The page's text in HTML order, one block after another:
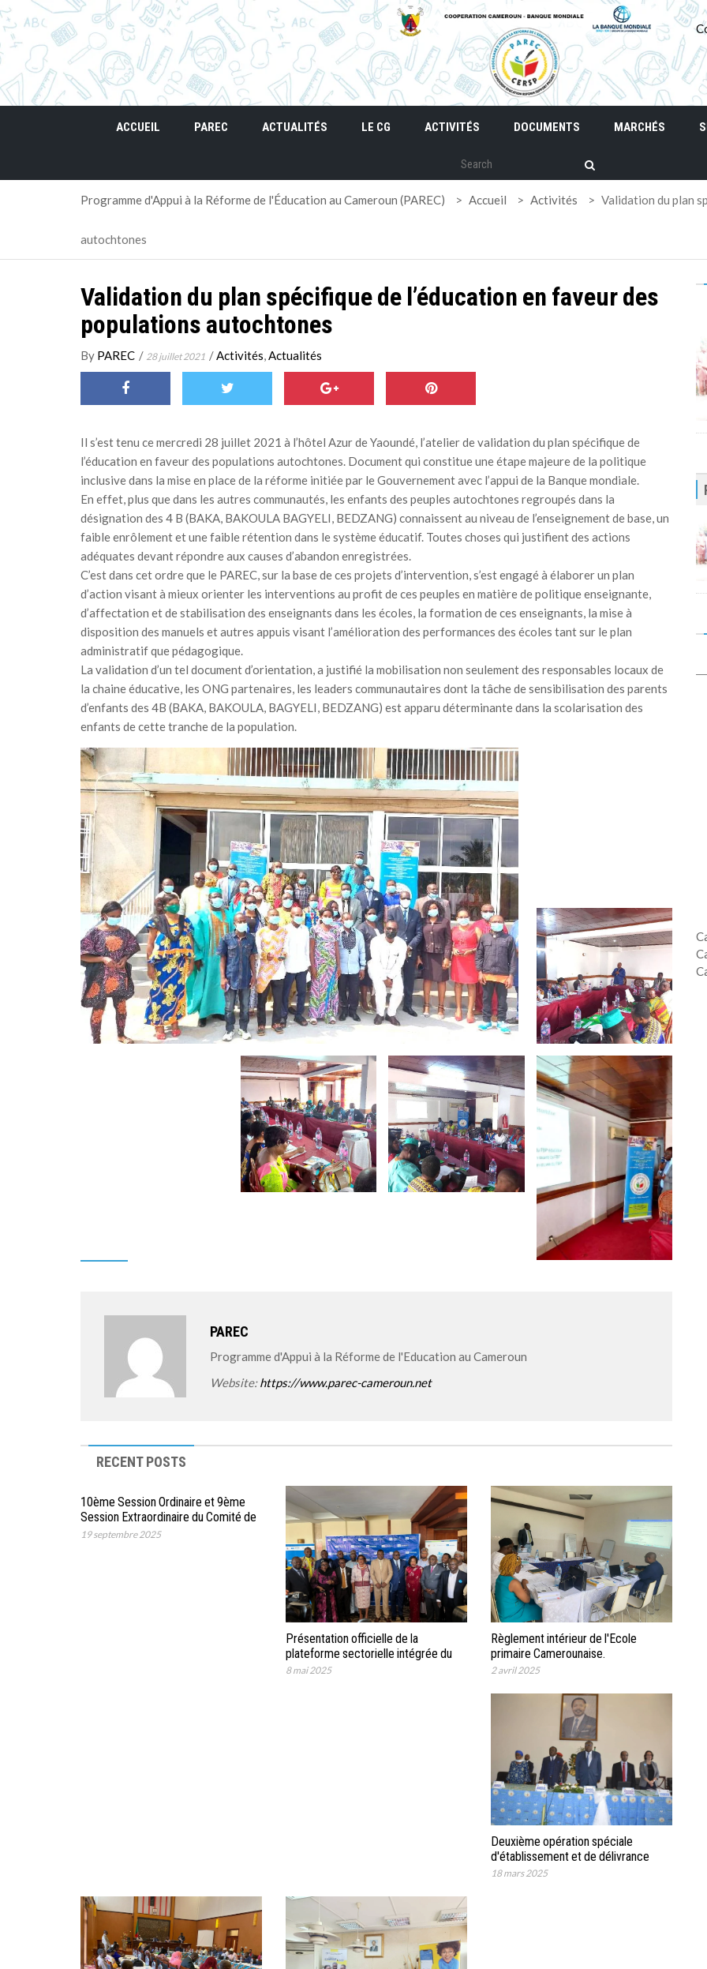
ACCUEIL PAREC ACTUALITÉS LE CG ACTIVITÉS DOCUMENTS MARCHÉS
Programme d'Appui à la Réforme de l'Éducation au Cameroun (PAREC) > Accueil > Activités > Validation du plan
autochtones
Validation du plan spécifique de l’éducation en faveur des
populations autochtones
By PAREC / 28 juillet 2021 /Activités,Actualités
Il s’est tenu ce mercredi 28 juillet 2021 à l’hôtel Azur de Yaoundé, l’atelier de validation du plan spécifique de
l’éducation en faveur des populations autochtones. Document qui constitue une étape majeure de la politique
inclusive dans la mise en place de la réforme initiée par le Gouvernement avec l’appui de la Banque mondiale.
En effet, plus que dans les autres communautés, les enfants des peuples autochtones regroupés dans la
désignation des 4 B (BAKA, BAKOULA BAGYELI, BEDZANG) connaissent au niveau de l’enseignement de base, un
faible enrôlement et une faible rétention dans le système éducatif. Toutes choses qui justifient des actions
adéquates devant répondre aux causes d’abandon enregistrées.
C’est dans cet ordre que le PAREC, sur la base de ces projets d’intervention, s’est engagé à élaborer un plan
d’action visant à mieux orienter les interventions au profit de ces peuples en matière de politique enseignante,
d’affectation et de stabilisation des enseignants dans les écoles, la formation de ces enseignants, la mise à
disposition des manuels et autres appuis visant l’amélioration des performances des écoles tant sur le plan
administratif que pédagogique.
La validation d’un tel document d’orientation, a justifié la mobilisation non seulement des responsables locaux de
la chaine éducative, les ONG partenaires, les leaders communautaires dont la tâche de sensibilisation des parents
d’enfants des 4B (BAKA, BAKOULA, BAGYELI, BEDZANG) est apparu déterminante dans la scolarisation des
enfants de cette tranche de la population.
PAREC
Programme d'Appui à la Réforme de l'Education au Cameroun
Website:https://www.parec-cameroun.net
RECENT POSTS
10ème Session Ordinaire et 9ème
Session Extraordinaire du Comité de
Pilotage du PAREC
19 septembre 2025
Présentation officielle de la
plateforme sectorielle intégrée du
SIGE et des documents et outils
8 mai 2025
Règlement intérieur de l'Ecole
primaire Camerounaise.
2 avril 2025
Deuxième opération spéciale
d'établissement et de délivrance
d'actes de naissance.
18 mars 2025